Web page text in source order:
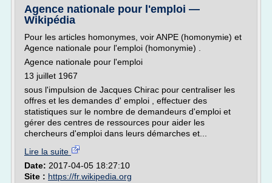
Agence nationale pour l'emploi —
Wikipédia
Pour les articles homonymes, voir ANPE (homonymie) et
Agence nationale pour l'emploi (homonymie) .
Agence nationale pour l'emploi
13 juillet 1967
sous l'impulsion de Jacques Chirac pour centraliser les
offres et les demandes d' emploi , effectuer des
statistiques sur le nombre de demandeurs d'emploi et
gérer des centres de ressources pour aider les
chercheurs d'emploi dans leurs démarches et...
Lire la suite
Date: 2017-04-05 18:27:10
Site : https://fr.wikipedia.org